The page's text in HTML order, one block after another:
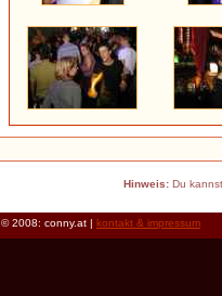
Hinweis:Du
© 2008: conny.at | kontakt & impressum